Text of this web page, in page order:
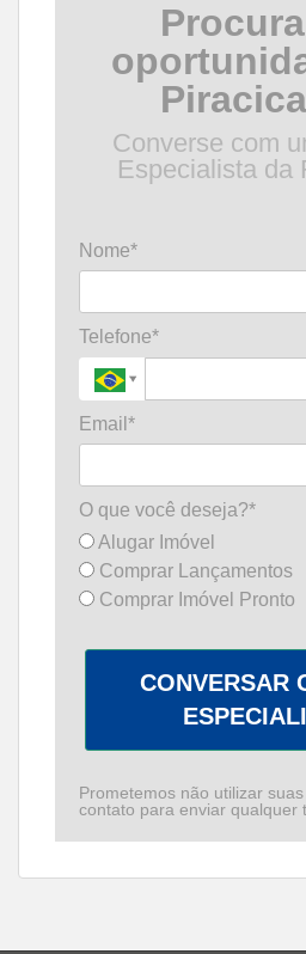
Converse com
Especialista da
Nome*
Telefone*
Email*
O que você deseja?*
Alugar Imóvel
Comprar Lançamentos
Comprar Imóvel Pronto
CONVERSAR
Prometemos não utilizar
contato para enviar qualquer